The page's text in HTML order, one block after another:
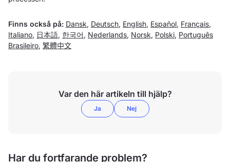
Finns också på: Dansk, Deutsch, English, Español, Français,
Italiano, 日本語, 한국어 , Nederlands, Norsk, Polski, Português
Brasileiro, 繁體中文
Var den här artikeln till hjälp?
Ja Nej
Har du fortfarande problem?